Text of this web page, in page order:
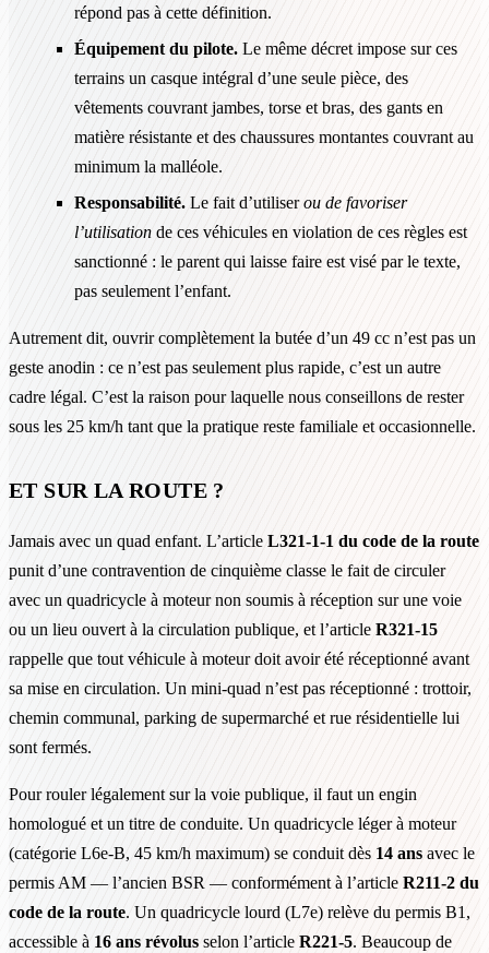
répond pas à cette définition.
Équipement du pilote. Le même décret impose sur ces
terrains un casque intégral d’une seule pièce, des
vêtements couvrant jambes, torse et bras, des gants en
matière résistante et des chaussures montantes couvrant au
minimum la malléole.
Responsabilité. Le fait d’utiliserou de favoriser
l’utilisation de ces véhicules en violation de ces règles est
sanctionné : le parent qui laisse faire est visé par le texte,
pas seulement l’enfant.
Autrement dit, ouvrir complètement la butée d’un 49 cc n’est pas un
geste anodin : ce n’est pas seulement plus rapide, c’est un autre
cadre légal. C’est la raison pour laquelle nous conseillons de rester
sous les 25 km/h tant que la pratique reste familiale et occasionnelle.
ET SUR LA ROUTE ?
Jamais avec un quad enfant. L’article L321-1-1 du code de la route
punit d’une contravention de cinquième classe le fait de circuler
avec un quadricycle à moteur non soumis à réception sur une voie
ou un lieu ouvert à la circulation publique, et l’article R321-15
rappelle que tout véhicule à moteur doit avoir été réceptionné avant
sa mise en circulation. Un mini-quad n’est pas réceptionné : trottoir,
chemin communal, parking de supermarché et rue résidentielle lui
sont fermés.
Pour rouler légalement sur la voie publique, il faut un engin
homologué et un titre de conduite. Un quadricycle léger à moteur
(catégorie L6e-B, 45 km/h maximum) se conduit dès 14 ans avec le
permis AM — l’ancien BSR — conformément à l’article R211-2 du
code de la route. Un quadricycle lourd (L7e) relève du permis B1,
accessible à 16 ans révolus selon l’article R221-5. Beaucoup de